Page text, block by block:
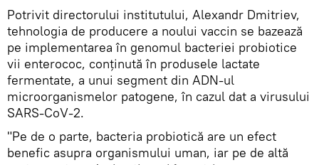
Potrivit directorului institutului, Alexandr Dmitriev,
tehnologia de producere a noului vaccin se bazează
pe implementarea în genomul bacteriei probiotice
vii enterococ, conținută în produsele lactate
fermentate, a unui segment din ADN-ul
microorganismelor patogene, în cazul dat a virusului
SARS-CoV-2.
"Pe de o parte, bacteria probiotică are un efect
benefic asupra organismului uman, iar pe de altă